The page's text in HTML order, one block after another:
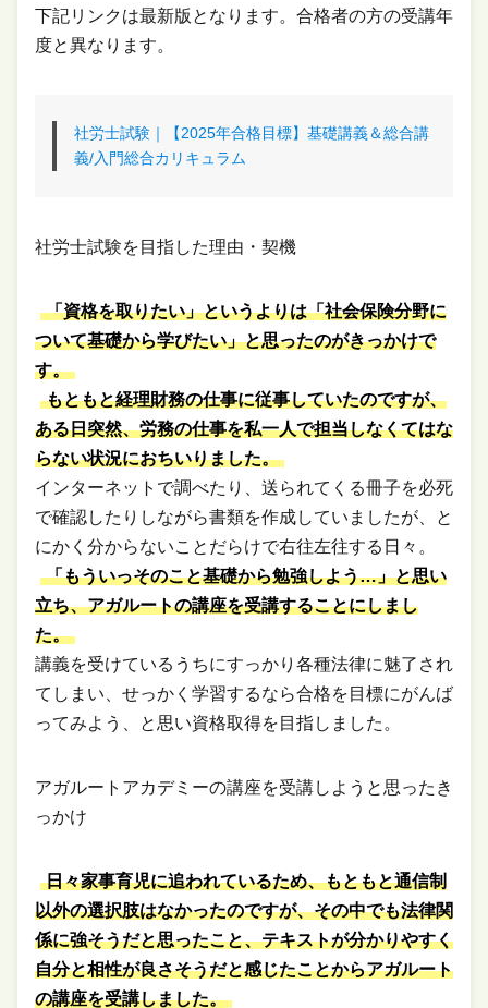
下記リンクは最新版となります。合格者の方の受講年
度と異なります。
社労士試験｜【2025年合格目標】基礎講義＆総合講
義/入門総合カリキュラム
社労士試験を目指した理由・契機
「資格を取りたい」というよりは「社会保険分野に
ついて基礎から学びたい」と思ったのがきっかけで
す。
もともと経理財務の仕事に従事していたのですが、
ある日突然、労務の仕事を私一人で担当しなくてはな
らない状況におちいりました。
インターネットで調べたり、送られてくる冊子を必死
で確認したりしながら書類を作成していましたが、と
にかく分からないことだらけで右往左往する日々。
「もういっそのこと基礎から勉強しよう…」と思い
立ち、アガルートの講座を受講することにしまし
た。
講義を受けているうちにすっかり各種法律に魅了され
てしまい、せっかく学習するなら合格を目標にがんば
ってみよう、と思い資格取得を目指しました。
アガルートアカデミーの講座を受講しようと思ったき
っかけ
日々家事育児に追われているため、もともと通信制
以外の選択肢はなかったのですが、その中でも法律関
係に強そうだと思ったこと、テキストが分かりやすく
自分と相性が良さそうだと感じたことからアガルート
の講座を受講しました。